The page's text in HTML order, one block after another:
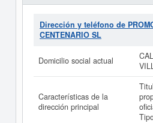
Dirección y teléfono de
CENTENARIO SL
Domicilio social actual
Características de la
dirección principal